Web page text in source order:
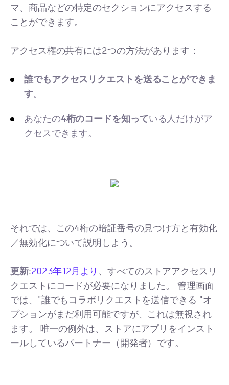
マ、商品などの特定のセクションにアクセスする
ことができます。
アクセス権の共有には2つの方法があります：
誰でもアクセスリクエストを送ることができま
す。
あなたの4桁のコードを知っている人だけがア
クセスできます。
それでは、この4桁の暗証番号の見つけ方と有効化
／無効化について説明しよう。
更新:2023年12月より 、すべてのストアアクセスリ
クエストにコードが必要になりました。 管理画面
では、"誰でもコラボリクエストを送信できる "オ
プションがまだ利用可能ですが、これは無視され
ます。 唯一の例外は、ストアにアプリをインスト
ールしているパートナー（開発者）です。